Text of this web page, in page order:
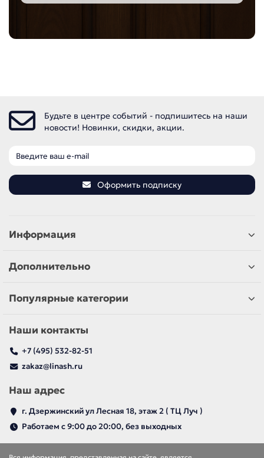
Будьте в центре событий - подпишитесь на наши
новости! Новинки, скидки, акции.
Оформить подписку
Информация
Дополнительно
Популярные категории
Наши контакты
+7 (495) 532-82-51
zakaz@linash.ru
Наш адрес
г. Дзержинский ул Лесная 18, этаж 2 ( ТЦ Луч )
Работаем с 9:00 до 20:00, без выходных